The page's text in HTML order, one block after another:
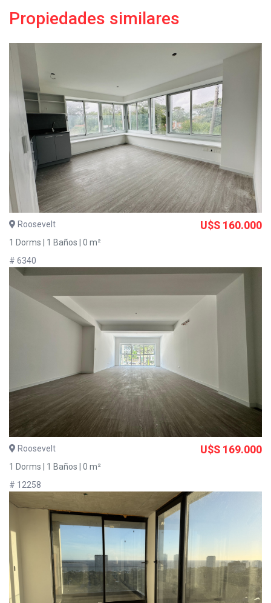
Propiedades similares
Roosevelt U$S 160.000
1 Dorms | 1 Baños | 0 m²
# 6340
Roosevelt U$S 169.000
1 Dorms | 1 Baños | 0 m²
# 12258